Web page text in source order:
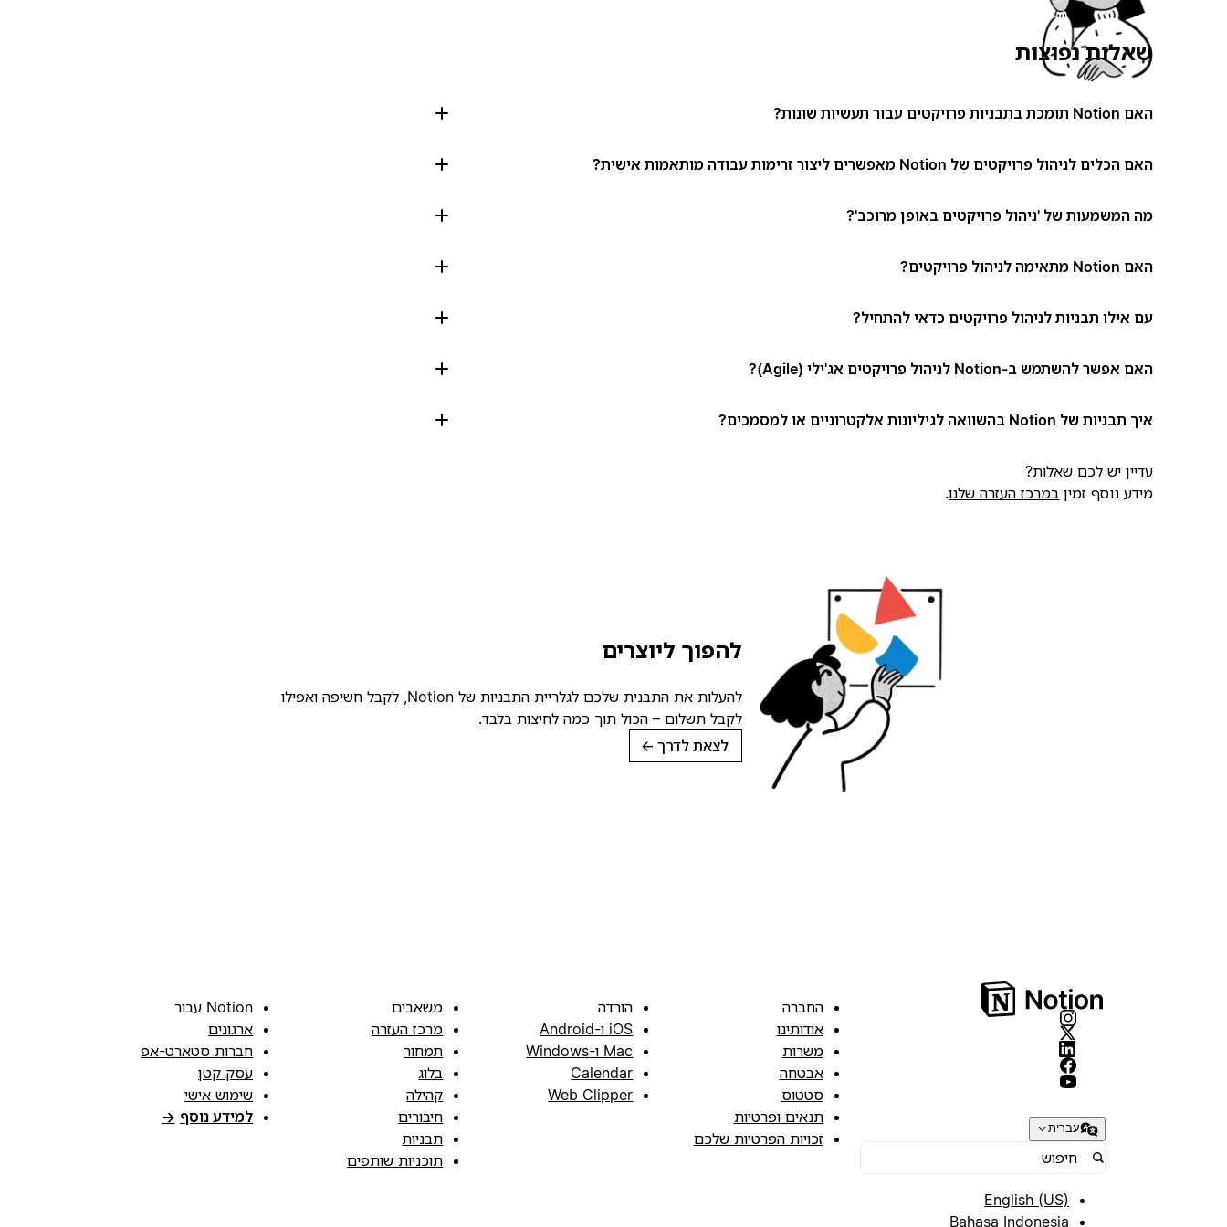
שאלות נפוצות
האם Notion תומכת בתבניות פרויקטים עבור תעשיות שונות?
האם הכלים לניהול פרויקטים של Notion מאפשרים ליצור זרימות עבודה מותאמות אישית?
מה המשמעות של 'ניהול פרויקטים באופן מרוכב'?
האם Notion מתאימה לניהול פרויקטים?
עם אילו תבניות לניהול פרויקטים כדאי להתחיל?
האם אפשר להשתמש ב-Notion לניהול פרויקטים אג'ילי (Agile)?
איך תבניות של Notion בהשוואה לגיליונות אלקטרוניים או למסמכים?
עדיין יש לכם שאלות?
מידע נוסף זמין במרכז העזרה שלנו.
להפוך ליוצרים
להעלות את התבנית שלכם לגלריית התבניות של Notion, לקבל חשיפה ואפילו
לקבל תשלום – הכול תוך כמה לחיצות בלבד.
לצאת לדרך →
עברית
English (US)
Bahasa Indonesia
החברה
אודותינו
משרות
אבטחה
סטטוס
תנאים ופרטיות
זכויות הפרטיות שלכם
הורדה
iOS ו-Android
Mac ו-Windows
Calendar
Web Clipper
משאבים
מרכז העזרה
תמחור
בלוג
קהילה
חיבורים
תבניות
תוכניות שותפים
Notion עבור
ארגונים
חברות סטארט-אפ
עסק קטן
שימוש אישי
למידע נוסף →